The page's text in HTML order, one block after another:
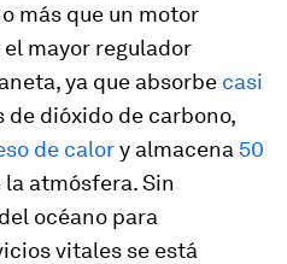
más que un motor
mayor regulador
ya que absorbe casi
de dióxido de carbono,
de calory almacena 50
la atmósfera. Sin
océano para
vitales se está